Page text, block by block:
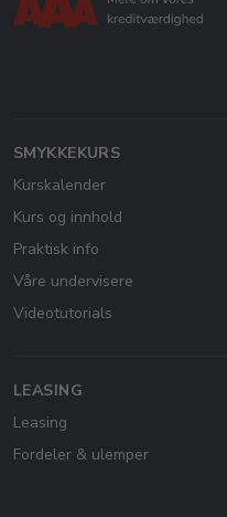
SMYKKEKURS
Kurskalender
Kurs og innhold
Praktisk info
Våre undervisere
Videotutorials
LEASING
Leasing
Fordeler & ulemper